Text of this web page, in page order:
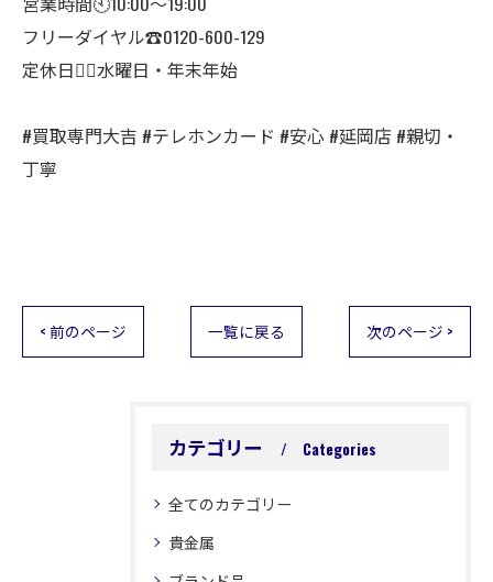
フリーダイヤル☎️0120-600-129
定休日🙇‍♂️水曜日・年末年始
#買取専門大吉 #テレホンカード #安心 #延岡店 #親切・
丁寧
< 前のページ 一覧に戻る 次のページ >
カテゴリー Categories
全てのカテゴリー
貴金属